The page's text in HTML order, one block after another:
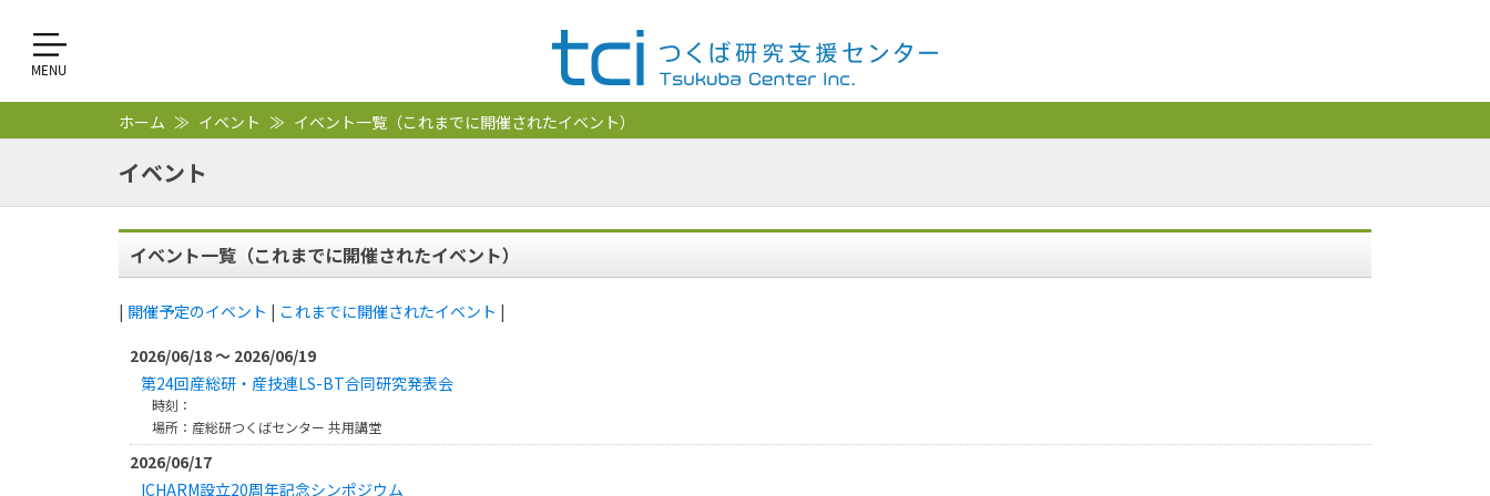
ホーム イベント イベント一覧（これまでに開催されたイベント）
イベント
イベント一覧（これまでに開催されたイベント）
| 開催予定のイベント | これまでに開催されたイベント |
2026/06/18 ～ 2026/06/19
第24回産総研・産技連LS-BT合同研究発表会
時刻：
場所：産総研つくばセンター 共用講堂
2026/06/17
ICHARM設立20周年記念シンポジウム